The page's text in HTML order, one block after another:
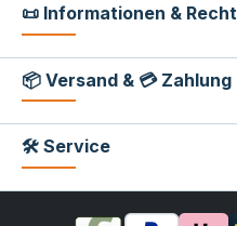
📜 Informationen &
📦 Versand & 💳 Zahlung
🛠 Service